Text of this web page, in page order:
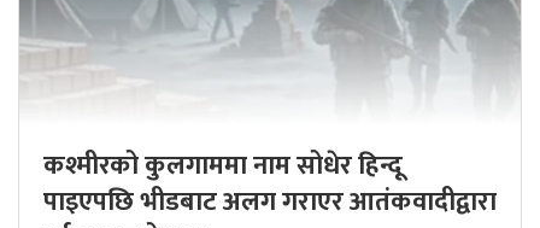
कश्मीरको कुलगाममा नाम सोधेर हिन्दू
पाइएपछि भीडबाट अलग गराएर आतंकवादीद्वारा